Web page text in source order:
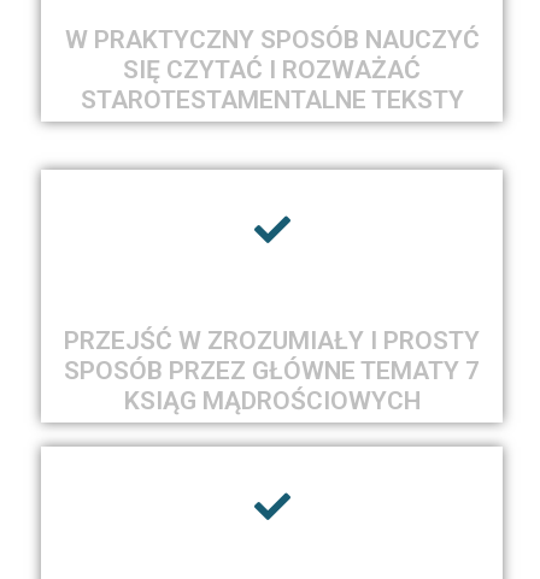
W PRAKTYCZNY SPOSÓB NAUCZYĆ
SIĘ CZYTAĆ I ROZWAŻAĆ
STAROTESTAMENTALNE TEKSTY
PRZEJŚĆ W ZROZUMIAŁY I PROSTY
SPOSÓB PRZEZ GŁÓWNE TEMATY 7
KSIĄG MĄDROŚCIOWYCH